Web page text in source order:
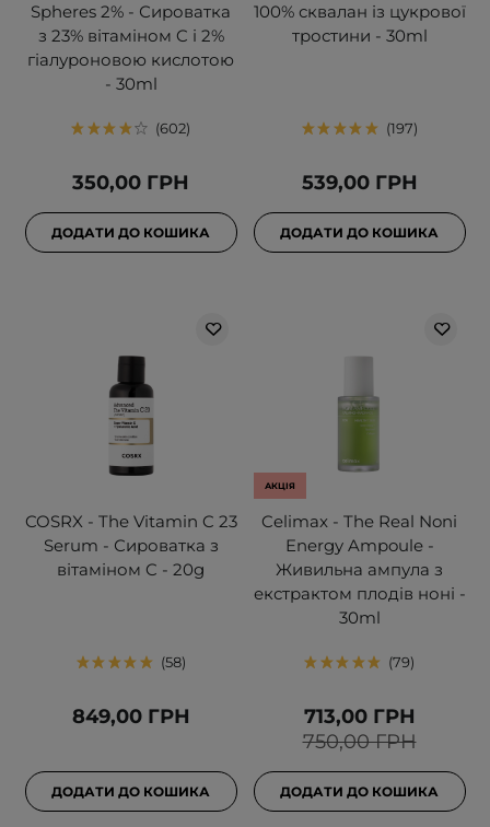
Spheres 2% - Сироватка
з 23% вітаміном C i 2%
гіалуроновою кислотою
- 30ml
602
350,00 ГРН
ДОДАТИ ДО КОШИКА
100% сквалан із цукрової
тростини - 30ml
197
539,00 ГРН
ДОДАТИ ДО КОШИКА
COSRX - The Vitamin C 23
Serum - Сироватка з
вітаміном C - 20g
58
849,00 ГРН
ДОДАТИ ДО КОШИКА
АКЦІЯ
Celimax - The Real Noni
Energy Ampoule -
Живильна ампула з
екстрактом плодів ноні -
30ml
79
750,00 ГРН
713,00 ГРН
ДОДАТИ ДО КОШИКА